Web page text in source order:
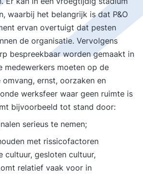
waarbij het belangrijk is dat P&O
ervan overtuigt dat pesten
de organisatie. Vervolgens
bespreekbaar worden gemaakt in
medewerkers moeten op de
ernst, oorzaken en
werksfeer waar geen ruimte is
bijvoorbeeld tot stand door:
serieus te nemen;
met rissicofactoren
cultuur, gesloten cultuur,
relatief vaak voor in